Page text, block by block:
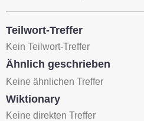
Teilwort-Treffer
Kein Teilwort-Treffer
Ähnlich geschrieben
Keine ähnlichen Treffer
Wiktionary
Keine direkten Treffer